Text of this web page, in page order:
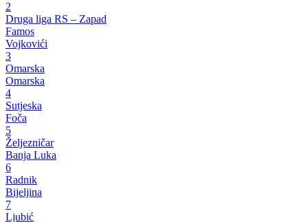
2
Druga liga RS – Zapad
Famos
Vojkovići
3
Omarska
Omarska
4
Sutjeska
Foča
5
Željezničar
Banja Luka
6
Radnik
Bijeljina
7
Ljubić